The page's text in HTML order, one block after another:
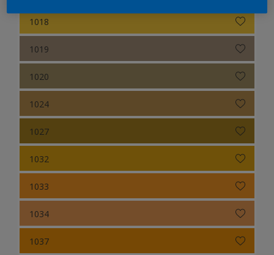
1018
1019
1020
1024
1027
1032
1033
1034
1037